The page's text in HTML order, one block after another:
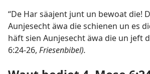
“De Har säajent junt un bewoat die!
Aunjesecht äwa die schienen un es
häft sien Aunjesecht äwa die un jeft
6:24-26, Friesenbibel).